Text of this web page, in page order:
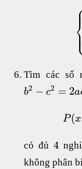
⎧
⎩
⎨⎪
⎪
⎪
⎪
Tìm các số
b2 − c2 = 2a
P(x
có đủ 4
không phân